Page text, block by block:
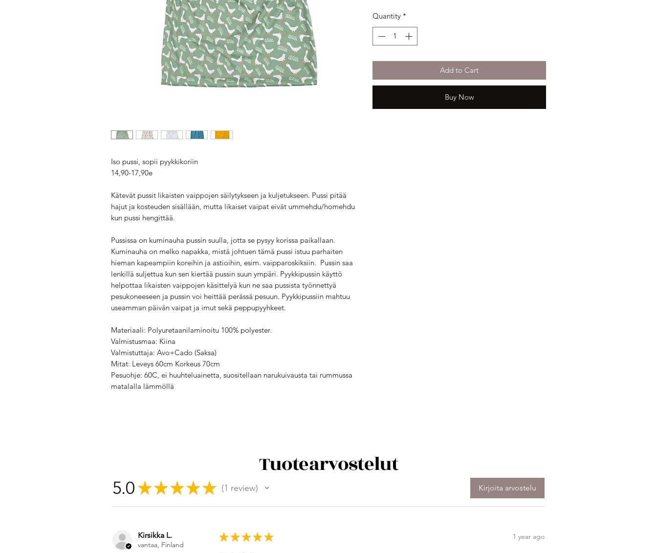
Iso pussi, sopii pyykkikoriin
14,90-17,90e
Kätevät pussit likaisten vaippojen säilytykseen ja kuljetukseen. Pussi pitää
hajut ja kosteuden sisällään, mutta likaiset vaipat eivät ummehdu/homehdu
kun pussi hengittää.
Pussissa on kuminauha pussin suulla, jotta se pysyy korissa paikallaan.
Kuminauha on melko napakka, mistä johtuen tämä pussi istuu parhaiten
hieman kapeampiin koreihin ja astioihin, esim. vaipparoskiksiin. Pussin saa
lenkillä suljettua kun sen kiertää pussin suun ympäri. Pyykkipussin käyttö
helpottaa likaisten vaippojen käsittelyä kun ne saa pussista työnnettyä
pesukoneeseen ja pussin voi heittää perässä pesuun. Pyykkipussiin mahtuu
useamman päivän vaipat ja imut sekä peppupyyhkeet.
Materiaali: Polyuretaanilaminoitu 100% polyester.
Valmistusmaa: Kiina
Valmistuttaja: Avo+Cado (Saksa)
Mitat: Leveys 60cm Korkeus 70cm
Pesuohje: 60C, ei huuhteluainetta, suositellaan narukuivausta tai rummussa
matalalla lämmöllä
Quantity *
Add to Cart
Buy Now
Tuotearvostelut
5.0 ★ ★ ★ ★ ★ 1 review
1 Kirjoita arvostelu
Kirsikka L.
vantaa, Finland
★ ★ ★ ★ ★ 1 year ago